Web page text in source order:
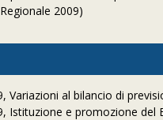
2009)
Variazioni al bilancio di
Istituzione e promozione del